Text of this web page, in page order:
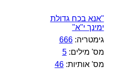
"אנא בכח גדולת
ימינך י"א"
גימטריה:666
מס' מילים:5
מס' אותיות:46